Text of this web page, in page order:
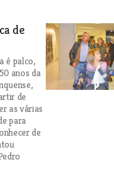
de
é palco,
anos da
de
as várias
para
de